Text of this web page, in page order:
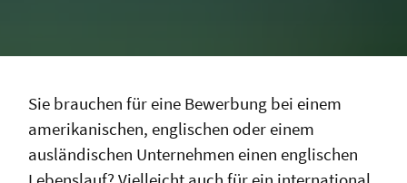
Sie brauchen für eine Bewerbung bei einem
amerikanischen, englischen oder einem
ausländischen Unternehmen einen englischen